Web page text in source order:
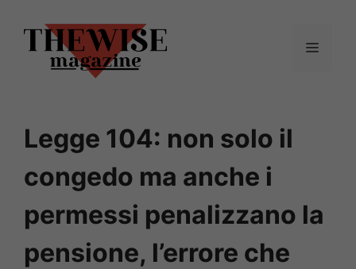
contenuto
Menu
Legge 104: non solo il
congedo ma anche i
permessi penalizzano la
pensione, l’errore che